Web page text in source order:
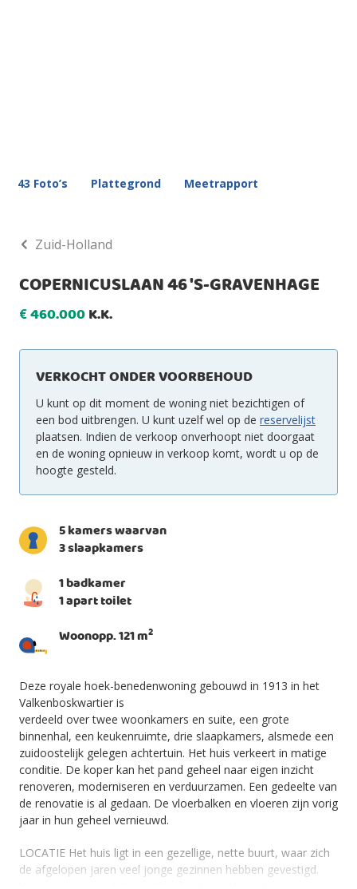
43 Foto’s Plattegrond Meetrapport
Zuid-Holland
COPERNICUSLAAN 46 'S-GRAVENHAGE
€460.000K.K.
VERKOCHT ONDER VOORBEHOUD
U kunt op dit moment de woning niet bezichtigen of
een bod uitbrengen. U kunt uzelf wel op de reservelijst
plaatsen. Indien de verkoop onverhoopt niet doorgaat
en de woning opnieuw in verkoop komt, wordt u op de
hoogte gesteld.
5 kamers waarvan
3 slaapkamers
1 badkamer
1 apart toilet
Woonopp. 121 m2
Deze royale hoek-benedenwoning gebouwd in 1913 in het
Valkenboskwartier is
verdeeld over twee woonkamers en suite, een grote
binnenhal, een keukenruimte, drie slaapkamers, alsmede een
zuidoostelijk gelegen achtertuin. Het huis verkeert in matige
conditie. De koper kan het pand geheel naar eigen inzicht
renoveren, moderniseren en verduurzamen. Een gedeelte van
de renovatie is al gedaan. De vloerbalken en vloeren zijn vorig
jaar in hun geheel vernieuwd.
LOCATIE Het huis ligt in een gezellige, nette buurt, waar zich
de afgelopen jaren veel jonge gezinnen hebben gevestigd.